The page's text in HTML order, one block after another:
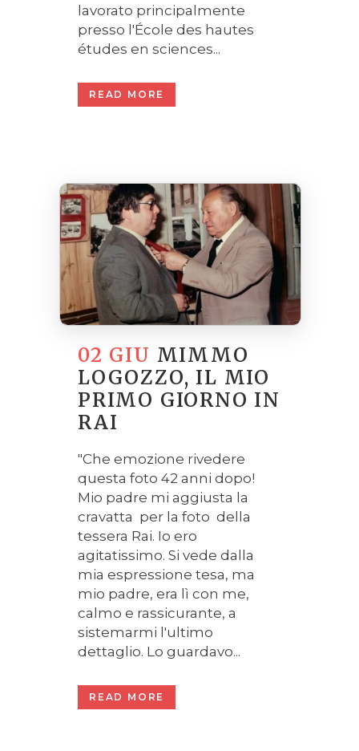
lavorato principalmente
presso l'École des hautes
études en sciences...
READ MORE
02 GIU MIMMO
LOGOZZO, IL MIO
PRIMO GIORNO IN
RAI
"Che emozione rivedere
questa foto 42 anni dopo!
Mio padre mi aggiusta la
cravatta per la foto della
tessera Rai. Io ero
agitatissimo. Si vede dalla
mia espressione tesa, ma
mio padre, era lì con me,
calmo e rassicurante, a
sistemarmi l'ultimo
dettaglio. Lo guardavo...
READ MORE